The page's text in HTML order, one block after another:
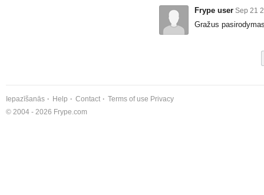
Frype user Sep 21
Gražus
Iepazīšanās Help Contact Terms of use Privacy
© 2004 - 2026 Frype.com